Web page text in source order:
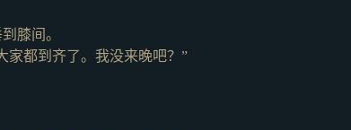
膝间。
家都到齐了。我没来晚吧？”